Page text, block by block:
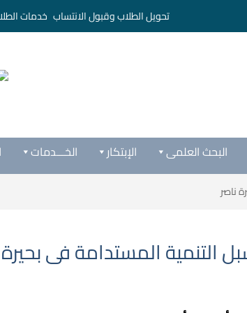
تحويل الطلاب وقبول الانتساب خدمات
الخـــدمات الإبتكار البحث العلمى
ناصر
التنمية المستدامة فى